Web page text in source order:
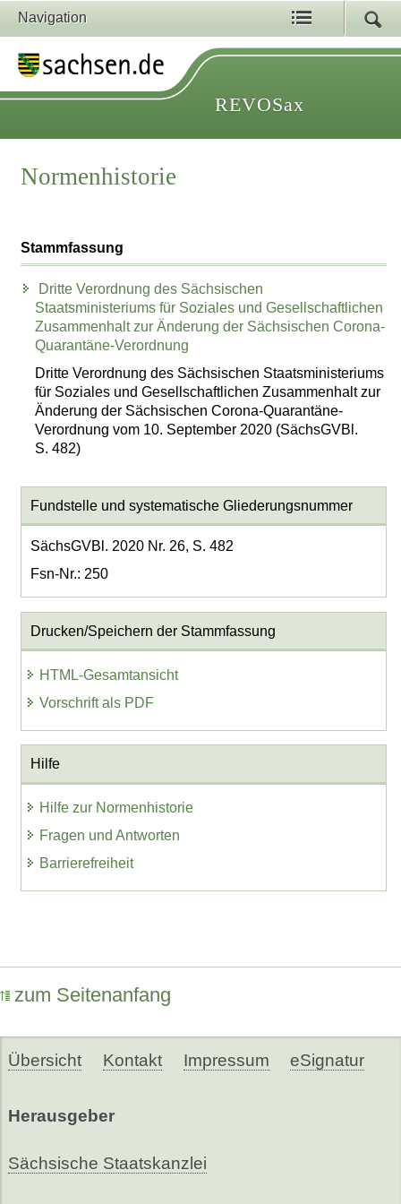
Navigation
REVOSax
Normenhistorie
Stammfassung
Dritte Verordnung des Sächsischen
Staatsministeriums für Soziales und Gesellschaftlichen
Zusammenhalt zur Änderung der Sächsischen Corona-
Quarantäne-Verordnung
Dritte Verordnung des Sächsischen Staatsministeriums
für Soziales und Gesellschaftlichen Zusammenhalt zur
Änderung der Sächsischen Corona-Quarantäne-
Verordnung vom 10. September 2020 (SächsGVBl.
S. 482)
Fundstelle und systematische Gliederungsnummer
SächsGVBl. 2020 Nr. 26, S. 482
Fsn-Nr.: 250
Drucken/Speichern der Stammfassung
HTML-Gesamtansicht
Vorschrift als PDF
Hilfe
Hilfe zur Normenhistorie
Fragen und Antworten
Barrierefreiheit
zum Seitenanfang
Übersicht Kontakt Impressum eSignatur
Herausgeber
Sächsische Staatskanzlei